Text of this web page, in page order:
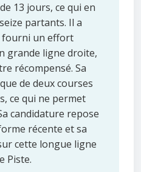
13 jours, ce qui en
partants. Il a
fourni un effort
grande ligne droite,
récompensé. Sa
de deux courses
ce qui ne permet
candidature repose
récente et sa
cette longue ligne
Piste.